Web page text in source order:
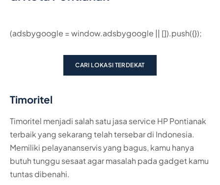
(adsbygoogle = window.adsbygoogle || []).push({});
CARI LOKASI TERDEKAT
Timoritel
Timoritel menjadi salah satu jasa service HP Pontianak
terbaik yang sekarang telah tersebar di Indonesia.
Memiliki pelayananservis yang bagus, kamu hanya
butuh tunggu sesaat agar masalah pada gadget kamu
tuntas dibenahi.